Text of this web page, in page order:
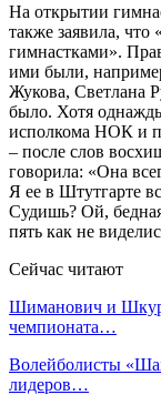
На открытии
также заявила, что
гимнастками».
ими были,
Жукова, Светлана
было. Хотя
исполкома НОК и
– после слов
говорила: «Она
Я ее в Штутгарте
Судишь? Ой,
пять как не
Сейчас читают
Шиманович и
чемпионата…
Волейболисты
лидеров…